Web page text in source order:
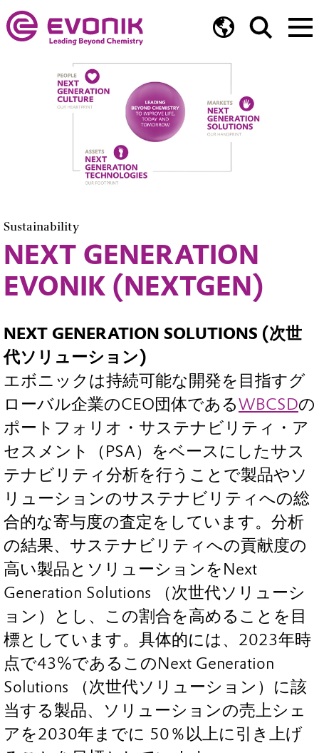
Sustainability
NEXT GENERATION
EVONIK (NEXTGEN)
NEXT GENERATION SOLUTIONS (次世
代ソリューション)
エボニックは持続可能な開発を目指すグ
ローバル企業のCEO団体であるWBCSDの
ポートフォリオ・サステナビリティ・ア
セスメント（PSA）をベースにしたサス
テナビリティ分析を行うことで製品やソ
リューションのサステナビリティへの総
合的な寄与度の査定をしています。分析
の結果、サステナビリティへの貢献度の
高い製品とソリューションをNext
Generation Solutions （次世代ソリューシ
ョン）とし、この割合を高めることを目
標としています。具体的には、2023年時
点で43%であるこのNext Generation
Solutions （次世代ソリューション）に該
当する製品、ソリューションの売上シェ
アを2030年までに 50％以上に引き上げ